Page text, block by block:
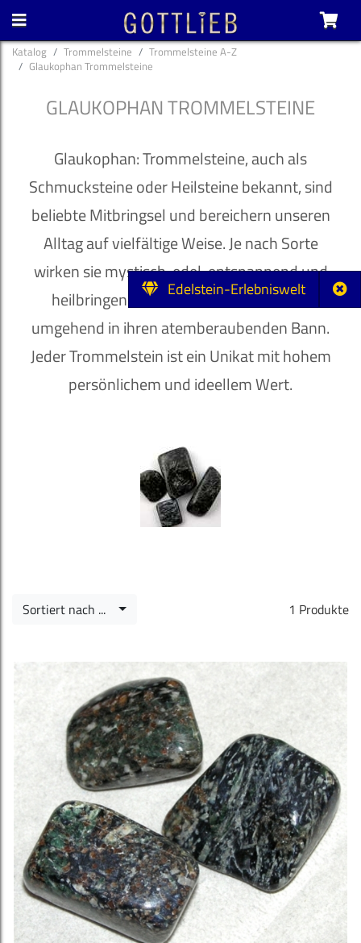
Edelstein-Erlebniswelt
Katalog Trommelsteine
Trommelsteine A-Z
Glaukophan Trommelsteine
GLAUKOPHAN TROMMELSTEINE
Glaukophan: Trommelsteine, auch als
Schmucksteine oder Heilsteine bekannt, sind
beliebte Mitbringsel und bereichern unseren
Alltag auf vielfältige Weise. Je nach Sorte
wirken sie mystisch, edel, entspannend und
heilbringend und ziehen ihren Besitzer
umgehend in ihren atemberaubenden Bann.
Jeder Trommelstein ist ein Unikat mit hohem
persönlichem und ideellem Wert.
1 Produkte
Sortiert nach ...